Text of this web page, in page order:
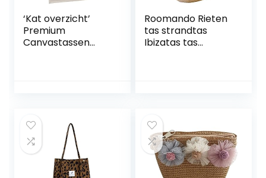
‘Kat overzicht’
Premium
Canvastassen
Roomando Rieten
tas strandtas
Ibizatas tas